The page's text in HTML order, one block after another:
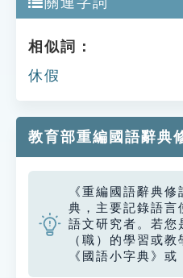
相似詞：
休假
教育部重編國語辭典
《重編國語辭典
典，主要記錄語言
語文研究者。若您
（職）的學習或
《國語小字典》